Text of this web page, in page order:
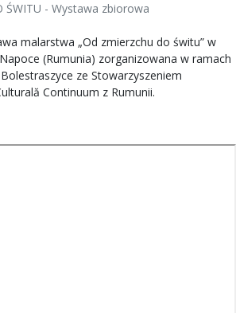
ŚWITU - Wystawa zbiorowa
malarstwa „Od zmierzchu do świtu” w
(Rumunia) zorganizowana w ramach
ze Stowarzyszeniem
Continuum z Rumunii.